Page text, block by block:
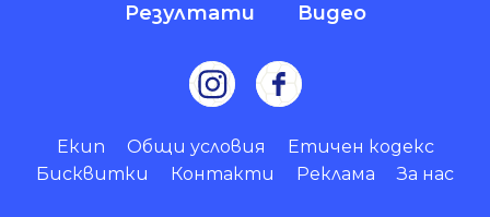
Резултати
Видео
Екип Общи условия
Етичен кодекс
Бисквитки
Контакти Реклама За нас